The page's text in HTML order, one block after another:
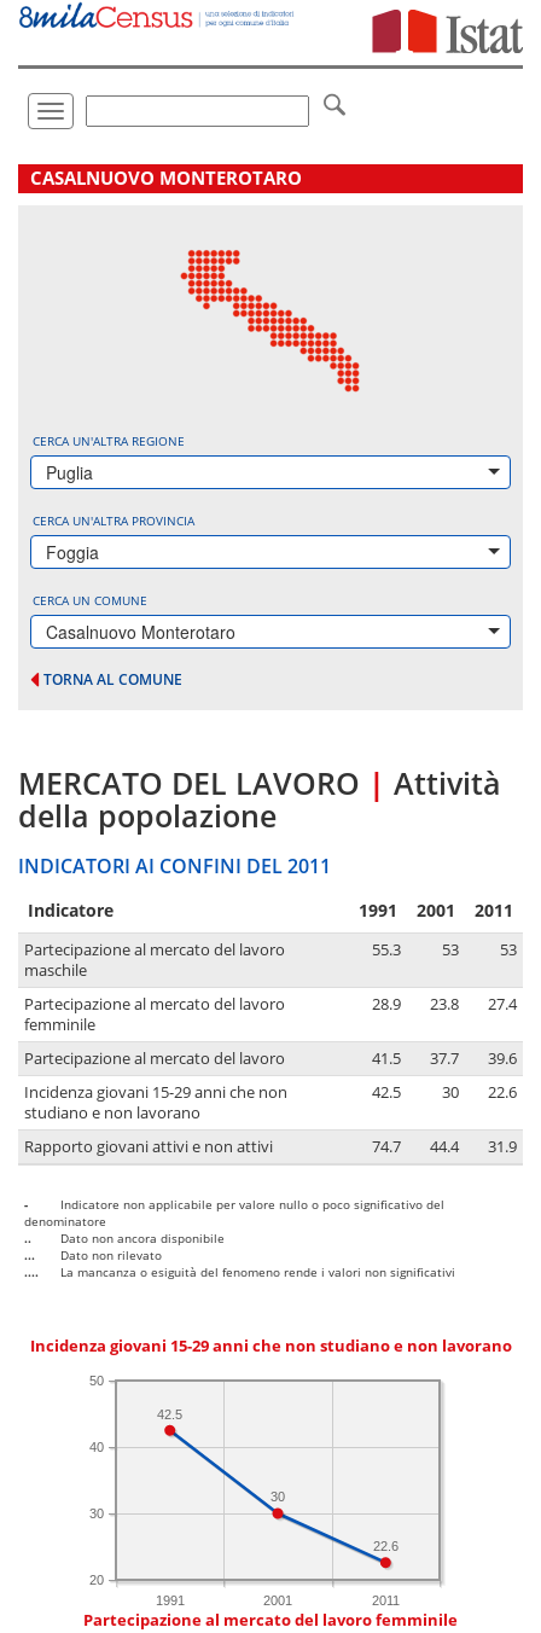
Vai
direttamente
Toggle
navigation
.
CASALNUOVO MONTEROTARO
CERCA UN'ALTRA REGIONE
Puglia
CERCA UN'ALTRA PROVINCIA
Foggia
CERCA UN COMUNE
Casalnuovo Monterotaro
TORNA AL COMUNE
MERCATO DEL LAVORO | Attività
della popolazione
INDICATORI AI CONFINI DEL 2011
Indicatore 1991 2001 2011
Partecipazione al mercato del lavoro
maschile
55.3 53 53
Partecipazione al mercato del lavoro
femminile
28.9 23.8 27.4
Partecipazione al mercato del lavoro 41.5 37.7
39.6
Incidenza giovani 15-29 anni che non
studiano e non lavorano
42.5 30 22.6
Rapporto giovani attivi e non attivi 74.7 44.4 31.9
-
Indicatore non applicabile per valore nullo o poco significativo del
denominatore
..
Dato non ancora disponibile
...
Dato non rilevato
....
La mancanza o esiguità del fenomeno rende i valori non significativi
Incidenza giovani 15-29 anni che non studiano e non lavorano
1991 2001 2011
20
30
40
50
22.6
30
42.5
Partecipazione al mercato del lavoro femminile